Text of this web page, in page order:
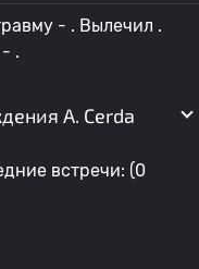
- . Вылечил .
.
A. Cerda
встречи: (0